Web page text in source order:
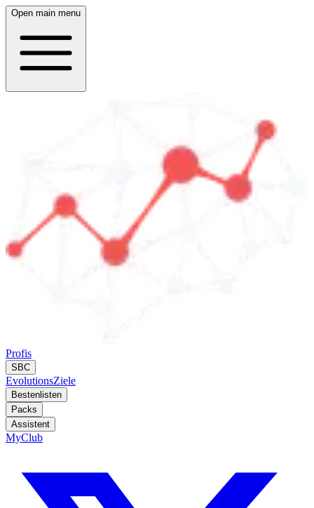
Open main menu
Profis
SBC
EvolutionsZiele
Bestenlisten
Packs
Assistent
MyClub